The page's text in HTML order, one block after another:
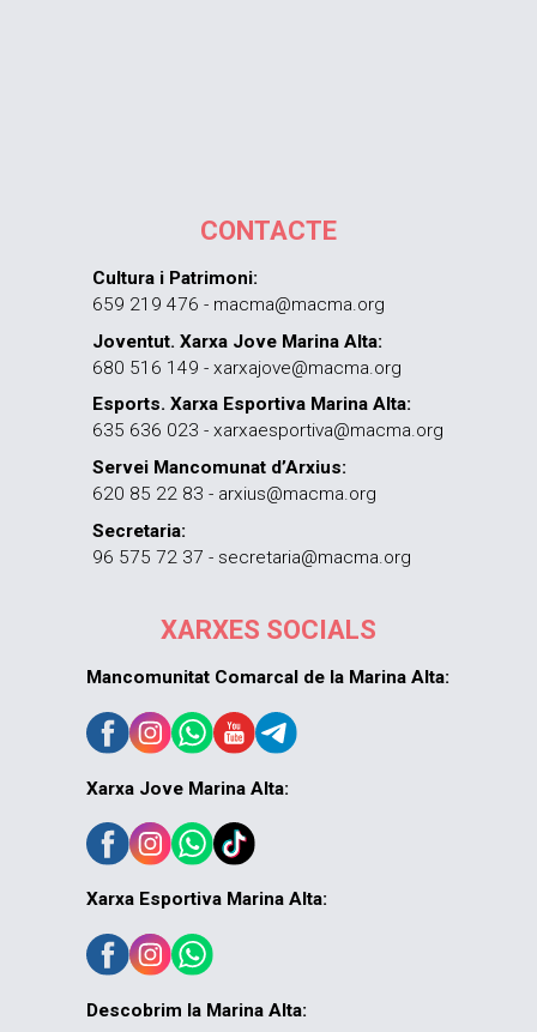
CONTACTE
Cultura i Patrimoni:
659 219 476 - macma@macma.org
Joventut. Xarxa Jove Marina Alta:
680 516 149 - xarxajove@macma.org
Esports. Xarxa Esportiva Marina Alta:
635 636 023 - xarxaesportiva@macma.org
Servei Mancomunat d’Arxius:
620 85 22 83 - arxius@macma.org
Secretaria:
96 575 72 37 - secretaria@macma.org
XARXES SOCIALS
Mancomunitat Comarcal de la Marina Alta:
Xarxa Jove Marina Alta:
Xarxa Esportiva Marina Alta:
Descobrim la Marina Alta: